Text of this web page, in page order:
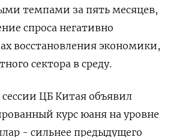
темпами за пять месяцев,
спроса негативно
восстановления экономики,
сектора в среду.
ЦБ Китая объявил
курс юаня на уровне
- сильнее предыдущего